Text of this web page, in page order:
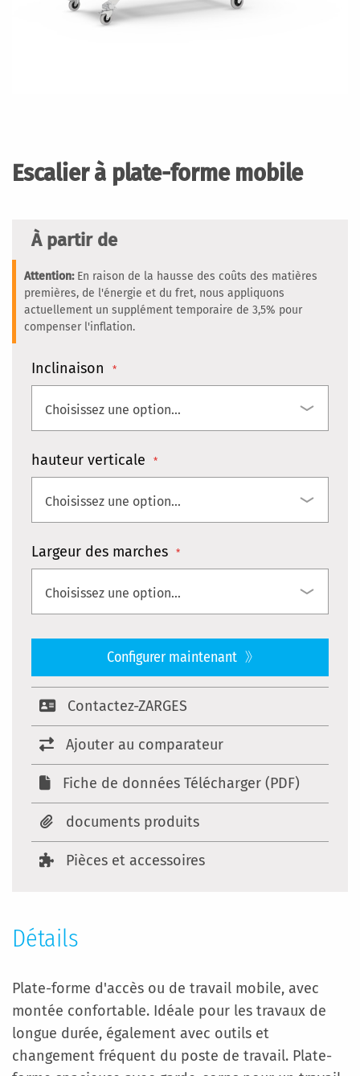
Escalier à plate-forme mobile
À partir de
Attention:En raison de la hausse des coûts des matières
premières, de l'énergie et du fret, nous appliquons
actuellement un supplément temporaire de 3,5% pour
compenser l'inflation.
Inclinaison
hauteur verticale
Largeur des marches
Configurer maintenant
Contactez-ZARGES
Ajouter au comparateur
Fiche de données Télécharger (PDF)
documents produits
Pièces et accessoires
de
d’images
Détails
Plate-forme d'accès ou de travail mobile, avec
montée confortable. Idéale pour les travaux de
longue durée, également avec outils et
changement fréquent du poste de travail. Plate-